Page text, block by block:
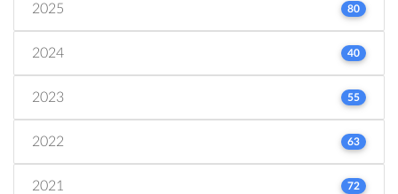
2025 80
2024 40
2023 55
2022 63
2021 72